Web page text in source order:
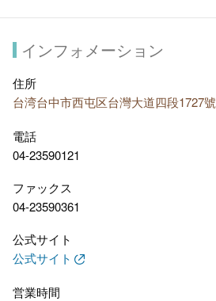
インフォメーション
住所
台湾台中市西屯区台灣大道四段1727號
電話
04-23590121
ファックス
04-23590361
公式サイト
公式サイト
営業時間